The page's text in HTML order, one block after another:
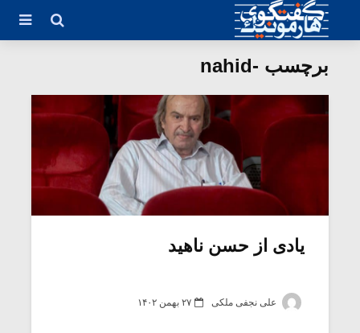
برچسب -nahid
یادی از حسن ناهید
علی نجفی ملکی ۲۷ بهمن ۱۴۰۲